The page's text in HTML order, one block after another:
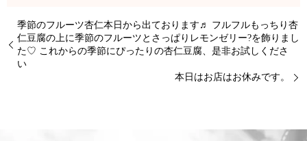
季節のフルーツ杏仁本日から出ております♬ フルフルもっちり杏
仁豆腐の上に季節のフルーツとさっぱりレモンゼリー?を飾りまし
た♡ これからの季節にぴったりの杏仁豆腐、是非お試しくださ
い
本日はお店はお休みです。